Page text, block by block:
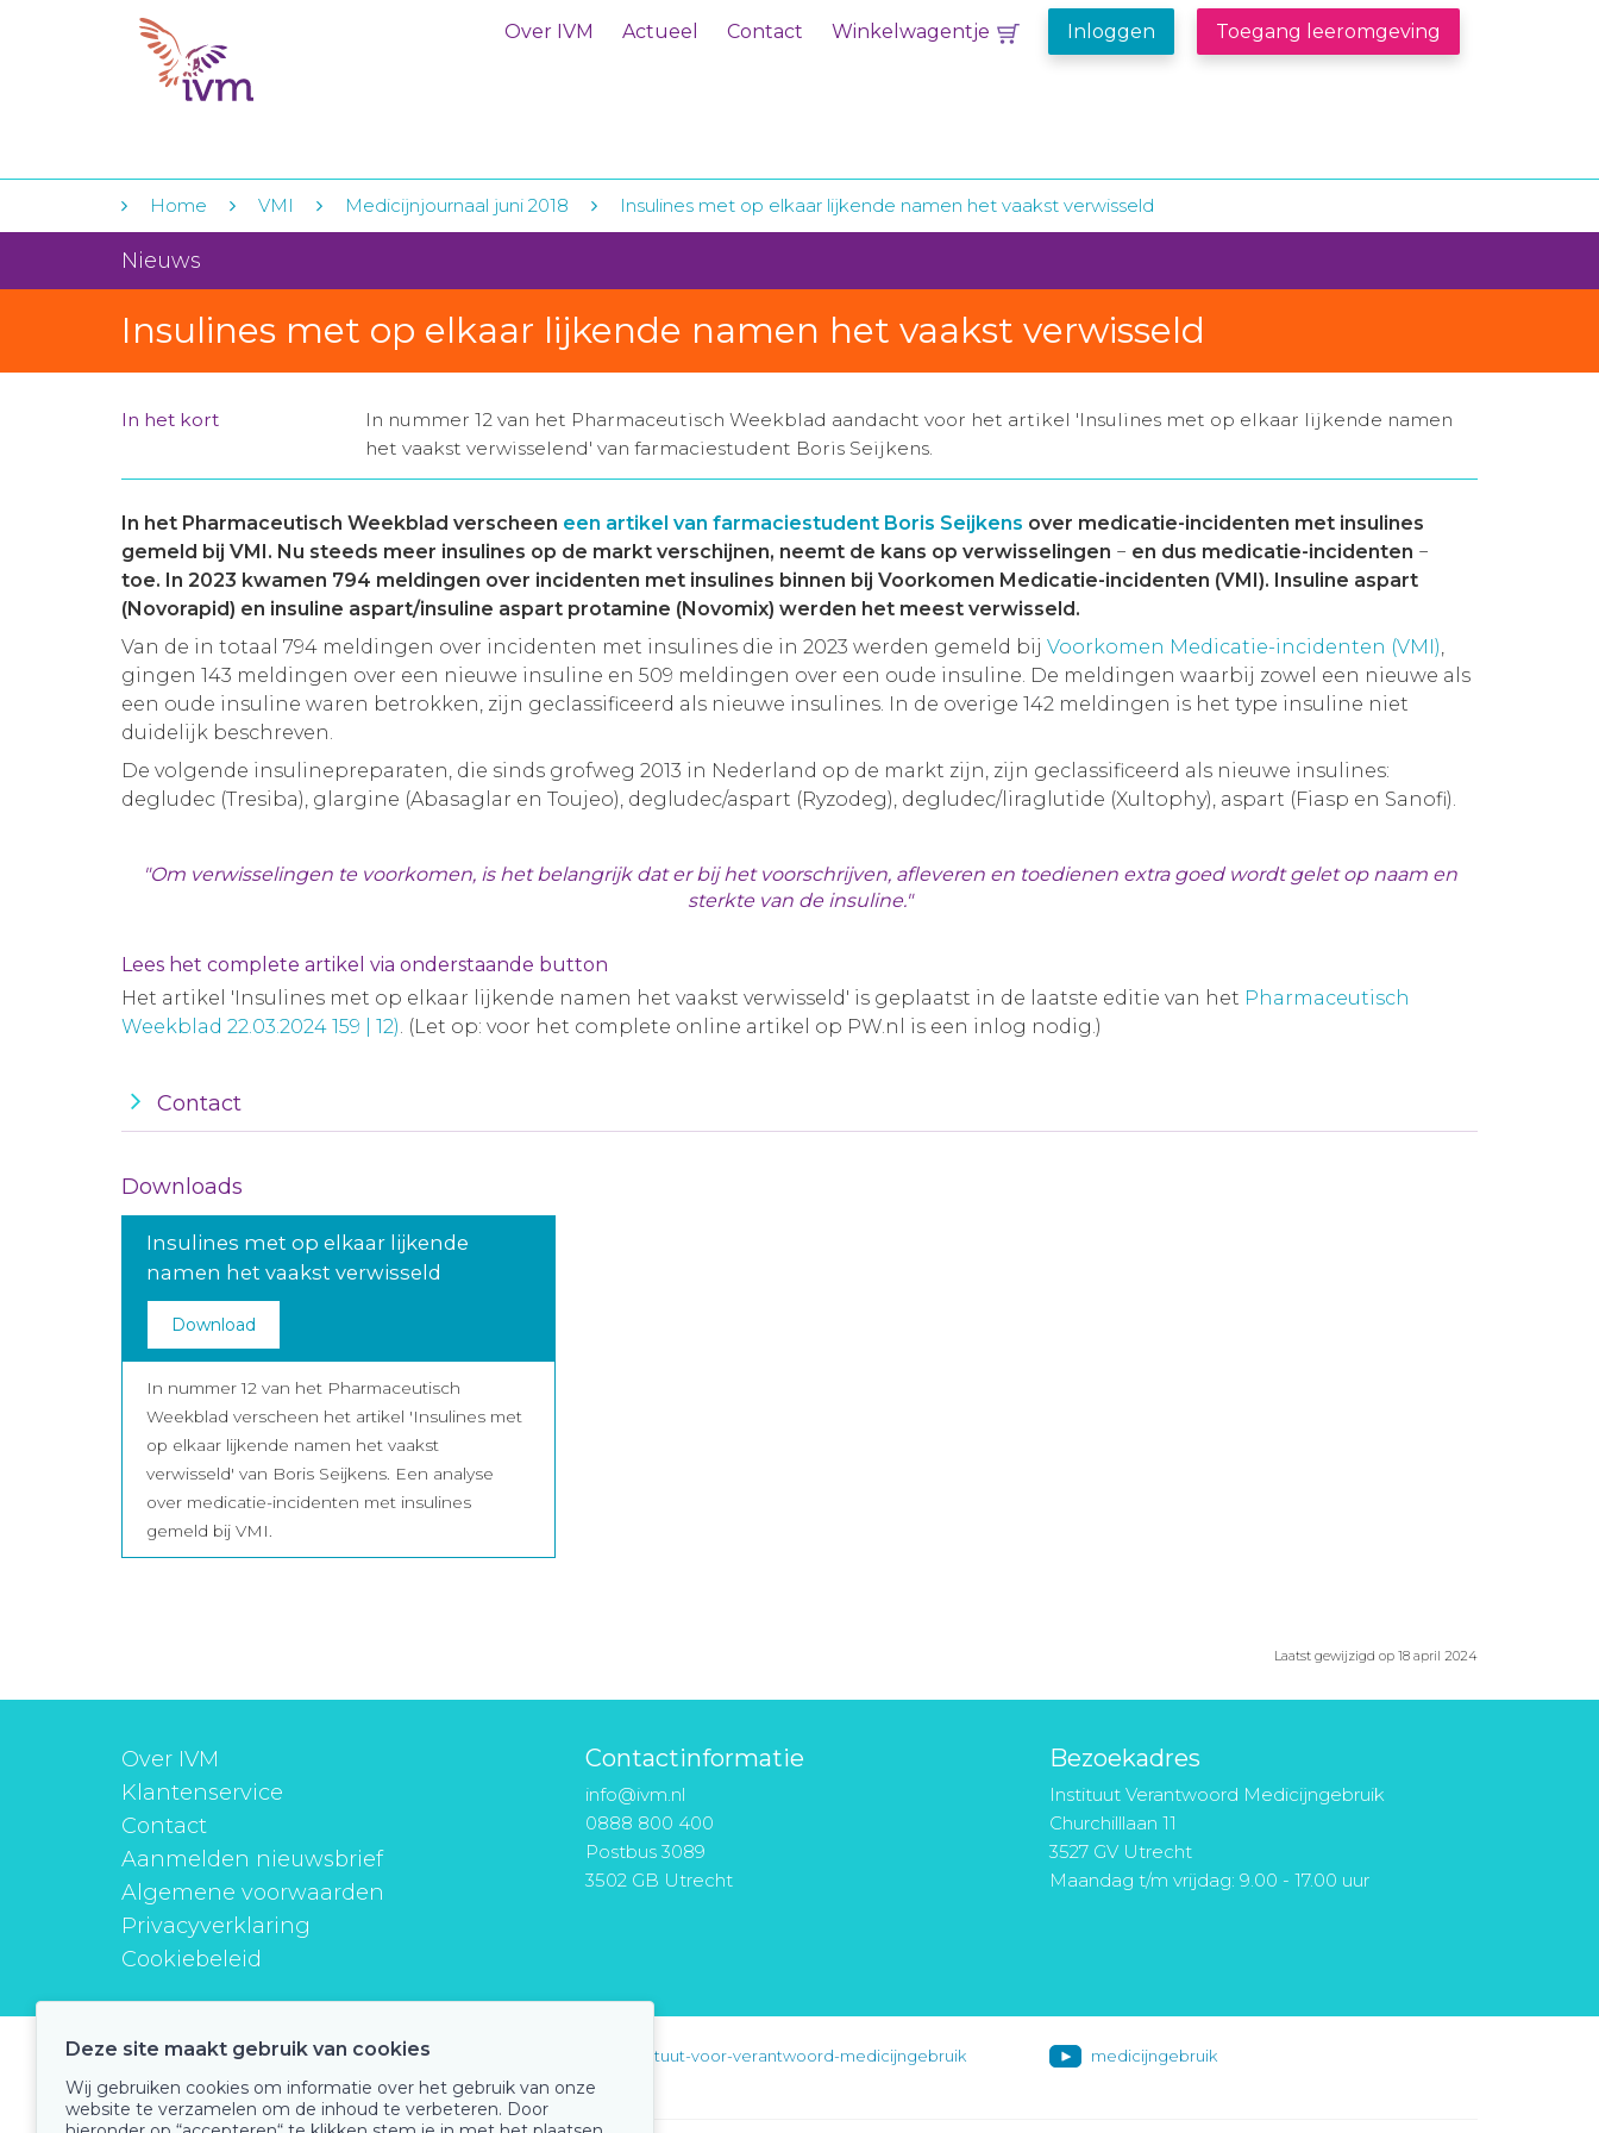
Over IVM Actueel Contact Winkelwagentje Inloggen Toegang leeromgeving
Home VMI Medicijnjournaal juni 2018 Insulines met op elkaar lijkende namen het vaakst verwisseld
Nieuws
Insulines met op elkaar lijkende namen het vaakst verwisseld
In het kort
In nummer 12 van het Pharmaceutisch Weekblad aandacht voor het artikel 'Insulines met op elkaar lijkende namen
het vaakst verwisselend' van farmaciestudent Boris Seijkens.
In het Pharmaceutisch Weekblad verscheen een artikel van farmaciestudent Boris Seijkens over medicatie-incidenten met insulines
gemeld bij VMI. Nu steeds meer insulines op de markt verschijnen, neemt de kans op verwisselingen − en dus medicatie-incidenten −
toe. In 2023 kwamen 794 meldingen over incidenten met insulines binnen bij Voorkomen Medicatie-incidenten (VMI). Insuline aspart
(Novorapid) en insuline aspart/insuline aspart protamine (Novomix) werden het meest verwisseld.
Van de in totaal 794 meldingen over incidenten met insulines die in 2023 werden gemeld bij Voorkomen Medicatie-incidenten (VMI),
gingen 143 meldingen over een nieuwe insuline en 509 meldingen over een oude insuline. De meldingen waarbij zowel een nieuwe als
een oude insuline waren betrokken, zijn geclassificeerd als nieuwe insulines. In de overige 142 meldingen is het type insuline niet
duidelijk beschreven.
De volgende insulinepreparaten, die sinds grofweg 2013 in Nederland op de markt zijn, zijn geclassificeerd als nieuwe insulines:
degludec (Tresiba), glargine (Abasaglar en Toujeo), degludec/aspart (Ryzodeg), degludec/liraglutide (Xultophy), aspart (Fiasp en Sanofi).
"Om verwisselingen te voorkomen, is het belangrijk dat er bij het voorschrijven, afleveren en toedienen extra goed wordt gelet op naam en
sterkte van de insuline."
Lees het complete artikel via onderstaande button
Het artikel 'Insulines met op elkaar lijkende namen het vaakst verwisseld' is geplaatst in de laatste editie van het Pharmaceutisch
Weekblad 22.03.2024 159 | 12). (Let op: voor het complete online artikel op PW.nl is een inlog nodig.)
Contact
Downloads
Insulines met op elkaar lijkende
namen het vaakst verwisseld
Download
In nummer 12 van het Pharmaceutisch
Weekblad verscheen het artikel 'Insulines met
op elkaar lijkende namen het vaakst
verwisseld' van Boris Seijkens. Een analyse
over medicatie-incidenten met insulines
gemeld bij VMI.
Laatst gewijzigd op 18 april 2024
Over IVM
Klantenservice
Contact
Aanmelden nieuwsbrief
Algemene voorwaarden
Privacyverklaring
Cookiebeleid
Contactinformatie
info@ivm.nl
0888 800 400
Postbus 3089
3502 GB Utrecht
Bezoekadres
Instituut Verantwoord Medicijngebruik
Churchilllaan 11
3527 GV Utrecht
Maandag t/m vrijdag: 9.00 - 17.00 uur
instituutverantwoordmedicijngebruik instituut-voor-verantwoord-medicijngebruik medicijngebruik
Deze site maakt gebruik van cookies
Wij gebruiken cookies om informatie over het gebruik van onze
website te verzamelen om de inhoud te verbeteren. Door